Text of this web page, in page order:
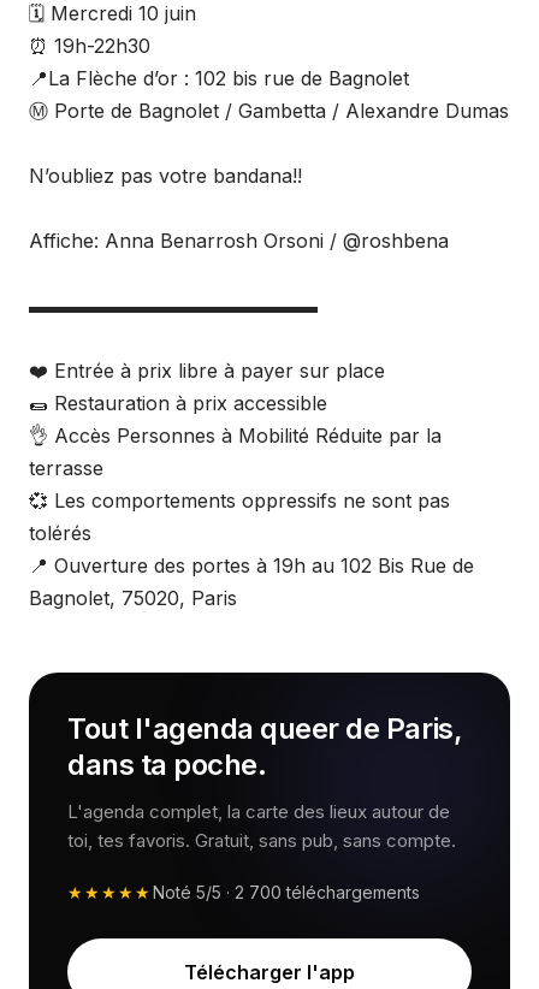
🗓 Mercredi 10 juin
⏰ 19h-22h30
📍La Flèche d’or : 102 bis rue de Bagnolet
Ⓜ️ Porte de Bagnolet / Gambetta / Alexandre Dumas
N’oubliez pas votre bandana!!
Affiche: Anna Benarrosh Orsoni / @roshbena
▬▬▬▬▬▬▬▬▬▬▬▬▬▬▬
❤️ Entrée à prix libre à payer sur place
🌯 Restauration à prix accessible
👌 Accès Personnes à Mobilité Réduite par la
terrasse
💞 Les comportements oppressifs ne sont pas
tolérés
📍 Ouverture des portes à 19h au 102 Bis Rue de
Bagnolet, 75020, Paris
Tout l'agenda queer de Paris,
dans ta poche.
L'agenda complet, la carte des lieux autour de
toi, tes favoris. Gratuit, sans pub, sans compte.
★★★★★Noté 5/5 · 2 700 téléchargements
Télécharger l'app